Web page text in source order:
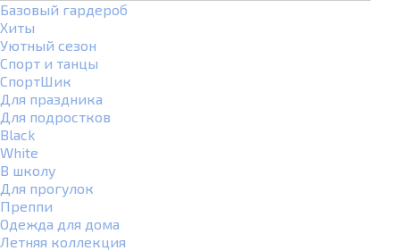
Базовый гардероб
Хиты
Уютный сезон
Спорт и танцы
СпортШик
Для праздника
Для подростков
Black
White
В школу
Для прогулок
Преппи
Одежда для дома
Летняя коллекция